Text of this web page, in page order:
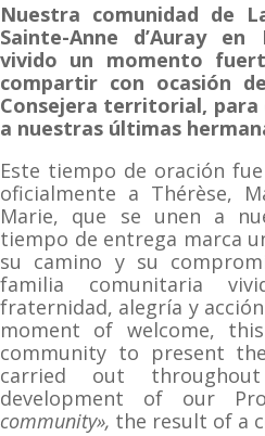
Nuestra comunidad de
Sainte-Anne d’Auray en
vivido un momento
compartir con ocasión
Consejera territorial,
a nuestras últimas
Este tiempo de oración
oficialmente a Thérèse,
Marie, que se unen a
tiempo de entrega marca
su camino y su
familia comunitaria
fraternidad, alegría y
moment of welcome,
community to present
carried out
development of our
community», the result of a